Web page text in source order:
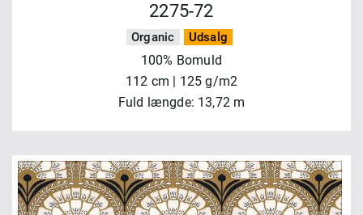
2275-72
Organic Udsalg
100% Bomuld
112 cm | 125 g/m2
Fuld længde: 13,72 m